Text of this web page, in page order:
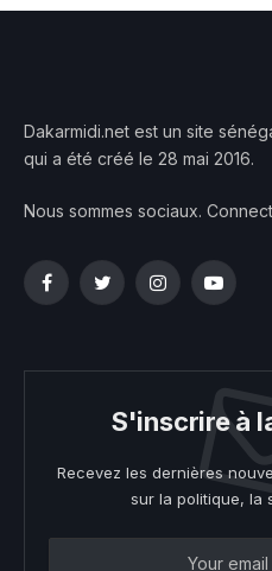
Dakarmidi.net est un site
qui a été créé le 28 mai 2016.
Nous sommes sociaux.
FacebookTwitterInstagramYouTube
S'inscrire à
Recevez les dernières
sur la politique, la